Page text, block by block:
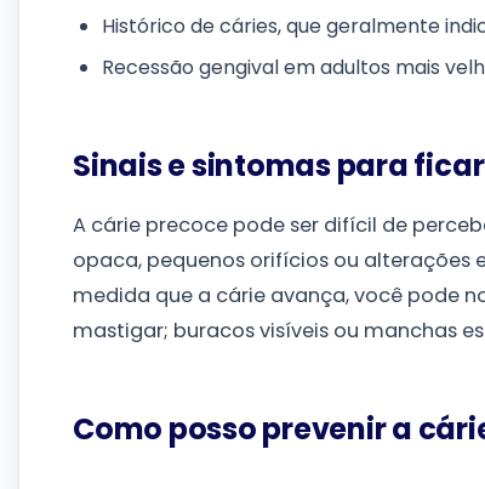
Histórico de cáries, que geralmente
Recessão gengival em adultos mais
Sinais e sintomas para
A cárie precoce pode ser difícil de
opaca, pequenos orifícios ou alterações
medida que a cárie avança, você pode
mastigar; buracos visíveis ou manchas
Como posso prevenir a